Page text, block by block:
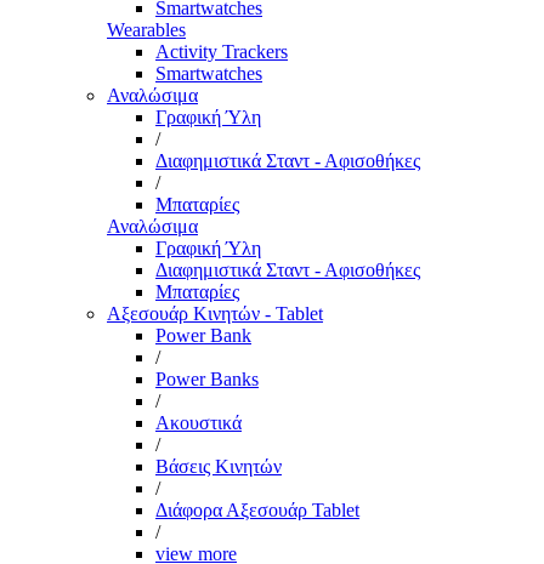
Smartwatches
Wearables
Activity Trackers
Smartwatches
Αναλώσιμα
Γραφική Ύλη
/
Διαφημιστικά Σταντ - Αφισοθήκες
/
Μπαταρίες
Αναλώσιμα
Γραφική Ύλη
Διαφημιστικά Σταντ - Αφισοθήκες
Μπαταρίες
Αξεσουάρ Κινητών - Tablet
Power Bank
/
Power Banks
/
Ακουστικά
/
Βάσεις Κινητών
/
Διάφορα Αξεσουάρ Tablet
/
view more